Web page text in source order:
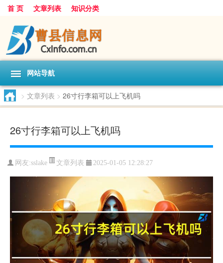
首 页 文章列表 知识分类
网站导航
> 文章列表 > 26寸行李箱可以上飞机吗
26寸行李箱可以上飞机吗
网友:sslake 文章列表 2025-01-05 12:28:27